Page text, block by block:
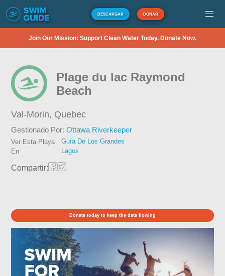
DESCARGAR DONAR
Join Our Mission: Support Clean Water Today. Donate Now.
Plage du lac Raymond
Beach
Val-Morin, Quebec
Gestionado Por:Ottawa Riverkeeper
Ver Esta Playa
En
Guía De Los Grandes
Lagos
Compartir:
Donate today to keep the data flowing